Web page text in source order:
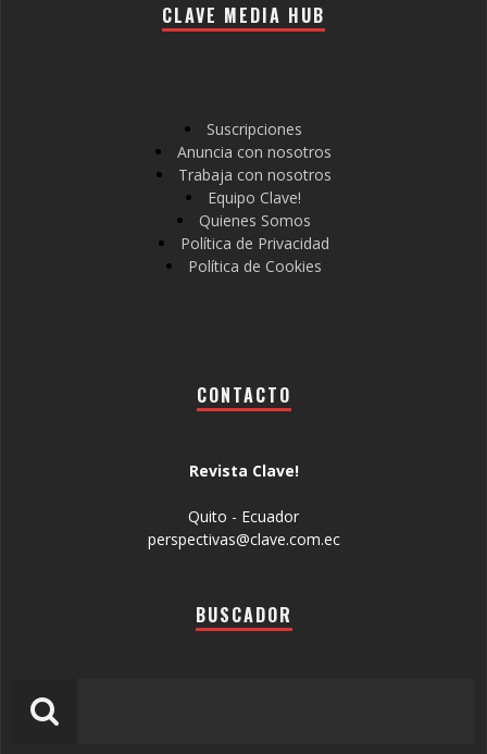
CLAVE MEDIA HUB
Suscripciones
Anuncia con nosotros
Trabaja con nosotros
Equipo Clave!
Quienes Somos
Política de Privacidad
Política de Cookies
CONTACTO
Revista Clave!
Quito - Ecuador
perspectivas@clave.com.ec
BUSCADOR